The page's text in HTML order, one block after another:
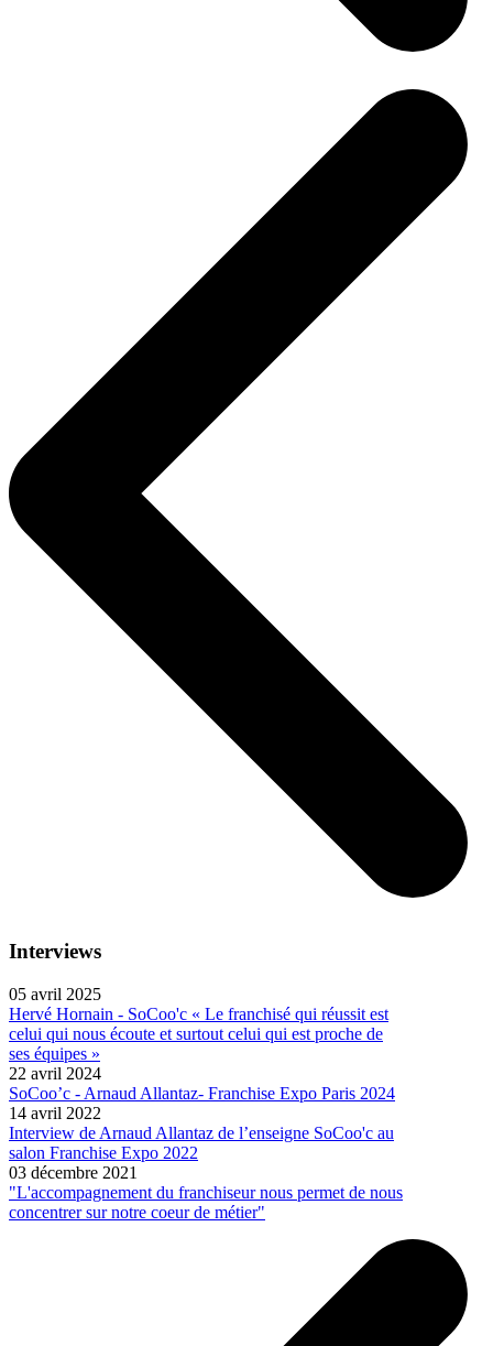
Interviews
05 avril 2025
Hervé Hornain - SoCoo'c « Le franchisé qui réussit est
celui qui nous écoute et surtout celui qui est proche de
ses équipes »
22 avril 2024
SoCoo’c - Arnaud Allantaz- Franchise Expo Paris 2024
14 avril 2022
Interview de Arnaud Allantaz de l’enseigne SoCoo'c au
salon Franchise Expo 2022
03 décembre 2021
"L'accompagnement du franchiseur nous permet de nous
concentrer sur notre coeur de métier"